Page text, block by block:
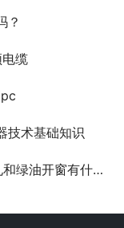
？
缆
技术基础知识
窗有什么区别？